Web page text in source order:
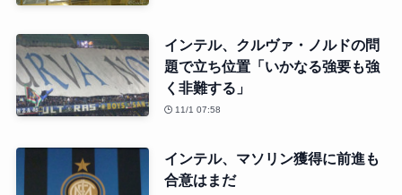
インテル、クルヴァ・ノルドの問
題で立ち位置「いかなる強要も強
く非難する」
11/1 07:58
インテル、マソリン獲得に前進も
合意はまだ